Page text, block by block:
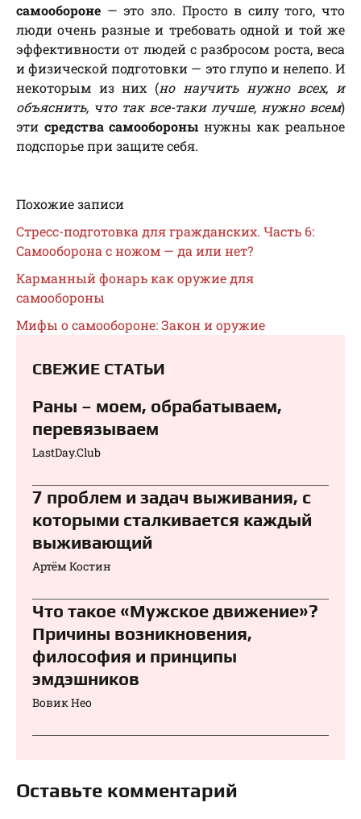
самообороне — это зло. Просто в силу того, что
люди очень разные и требовать одной и той же
эффективности от людей с разбросом роста, веса
и физической подготовки — это глупо и нелепо. И
некоторым из них (но научить нужно всех, и
объяснить, что так все-таки лучше, нужно всем)
эти средства самообороны нужны как реальное
подспорье при защите себя.
Похожие записи
Стресс-подготовка для гражданских. Часть 6:
Самооборона с ножом — да или нет?
Карманный фонарь как оружие для
самообороны
Мифы о самообороне: Закон и оружие
СВЕЖИЕ СТАТЬИ
Раны – моем, обрабатываем,
перевязываем⁠⁠
LastDay.Club
7 проблем и задач выживания, с
которыми сталкивается каждый
выживающий
Артём Костин
Что такое «Мужское движение»?
Причины возникновения,
философия и принципы
эмдэшников
Вовик Нео
Оставьте комментарий